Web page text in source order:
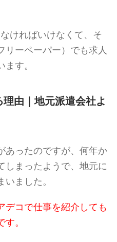
ければいけなくて、そ
リーペーパー）でも求人
す。
由｜地元派遣会社よ
あったのですが、何年か
しまったようで、地元に
ました。
デコで仕事を紹介しても
。